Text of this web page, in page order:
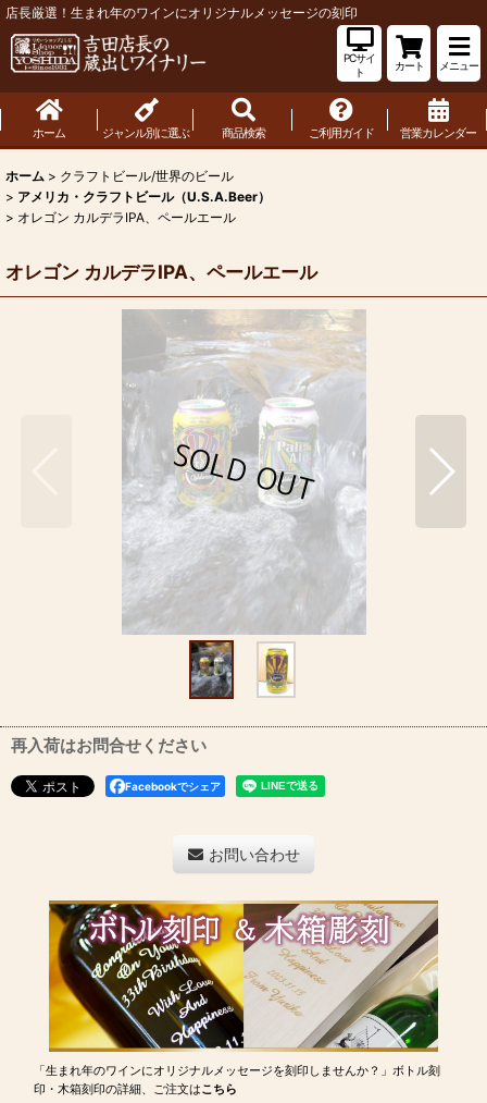
店長厳選！生まれ年のワインにオリジナルメッセージの刻印
PCサイ
ト
カート メニュー
ホーム ジャンル別に選ぶ 商品検索 ご利用ガイド 営業カレンダー
ホーム > クラフトビール/世界のビール
> アメリカ・クラフトビール（U.S.A.Beer）
> オレゴン カルデラIPA、ペールエール
オレゴン カルデラIPA、ペールエール
再入荷はお問合せください
Facebookでシェア
お問い合わせ
「生まれ年のワインにオリジナルメッセージを刻印しませんか？」ボトル刻
印・木箱刻印の詳細、ご注文はこちら